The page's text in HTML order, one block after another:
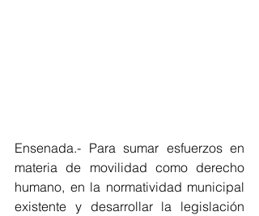
Ensenada.- Para sumar esfuerzos en
materia de movilidad como derecho
humano, en la normatividad municipal
existente y desarrollar la legislación